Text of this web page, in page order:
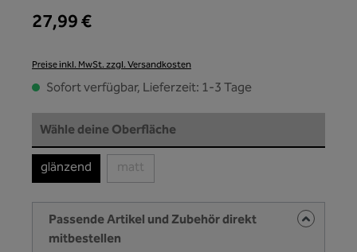
27,99 €
Preise inkl. MwSt. zzgl. Versandkosten
Sofort verfügbar, Lieferzeit: 1-3 Tage
Wähle deine Oberflächeauswählen
glänzend matt(Diese Option ist zurzeit nicht verfügbar.)
Passende Artikel und Zubehör direkt
mitbestellen